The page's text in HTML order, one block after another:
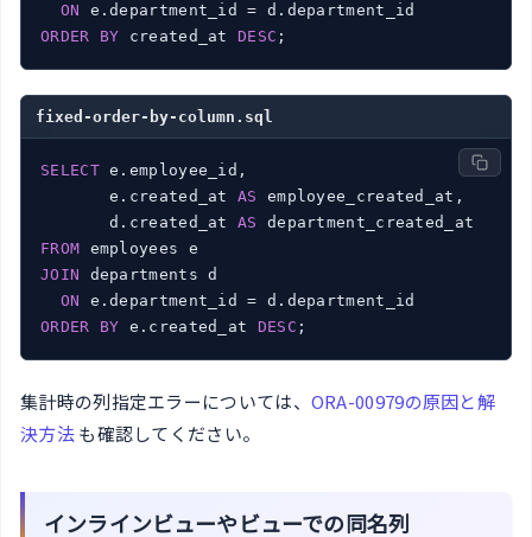
ON
ORDER
BY created_at DESC ;
fixed-order-by-column.sql
SELECT e.employee_id,
       e.created_at
AS
employee_created_at,
       d.created_at
AS
FROM
JOIN departments d
ON
ORDER
BY e.created_at DESC ;
集計時の列指定エラーについては、 ORA-00979の原因と解
決方法も確認してください。
インラインビューやビューでの同名列